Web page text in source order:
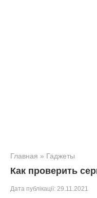
Главная » Гаджеты
Как проверить
Дата публікації: 29.11.2021